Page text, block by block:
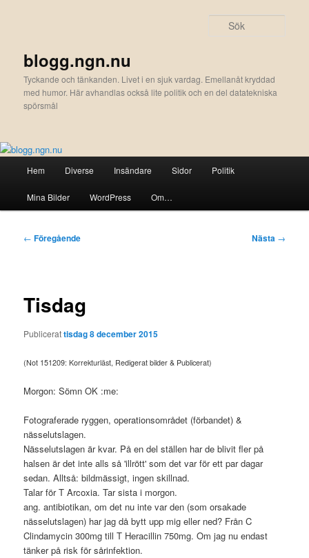
blogg.ngn.nu
Tyckande och tänkanden. Livet i en sjuk vardag. Emellanåt kryddad
med humor. Här avhandlas också lite politik och en del datatekniska
spörsmål
Hem Diverse Insändare Sidor Politik
Mina Bilder WordPress Om…
Inläggsnavigering
← Föregående Nästa →
Tisdag
Publicerattisdag 8 december 2015
(Not 151209: Korrekturläst, Redigerat bilder & Publicerat)
Morgon: Sömn OK :me:
Fotograferade ryggen, operationsområdet (förbandet) &
nässelutslagen.
Nässelutslagen är kvar. På en del ställen har de blivit fler på
halsen är det inte alls så 'illrött' som det var för ett par dagar
sedan. Alltså: bildmässigt, ingen skillnad.
Talar för T Arcoxia. Tar sista i morgon.
ang. antibiotikan, om det nu inte var den (som orsakade
nässelutslagen) har jag då bytt upp mig eller ned? Från C
Clindamycin 300mg till T Heracillin 750mg. Om jag nu endast
tänker på risk för sårinfektion.